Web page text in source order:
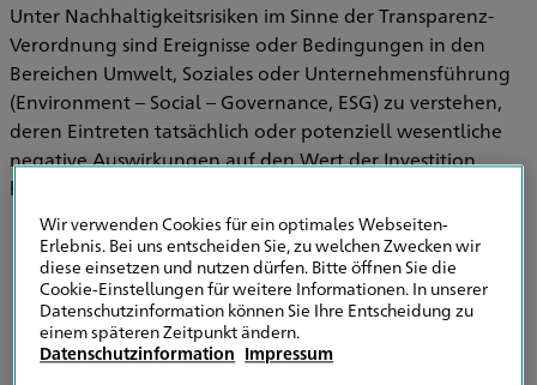
Unter Nachhaltigkeitsrisiken im Sinne der Transparenz-
Verordnung sind Ereignisse oder Bedingungen in den
Bereichen Umwelt, Soziales oder Unternehmensführung
(Environment – Social – Governance, ESG) zu verstehen,
deren Eintreten tatsächlich oder potenziell wesentliche
negative Auswirkungen auf den Wert der Investition
haben können.
Informationen zu Strategien zur
Einbeziehung von Nachhaltigkeitsrisiken in
der Versicherungsberatung
Wir verwenden Cookies für ein optimales Webseiten-
Erlebnis. Bei uns entscheiden Sie, zu welchen Zwecken wir
diese einsetzen und nutzen dürfen. Bitte öffnen Sie die
Cookie-Einstellungen für weitere Informationen. In unserer
Datenschutzinformation können Sie Ihre Entscheidung zu
einem späteren Zeitpunkt ändern.
Datenschutzinformation Impressum